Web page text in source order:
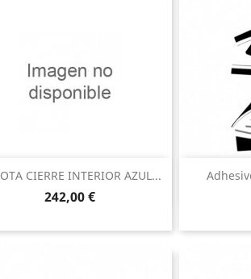
CIERRE INTERIOR AZUL...
Precio
242,00 €
Vista rápida